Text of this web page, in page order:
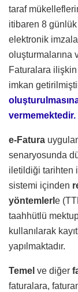
taraf
itibaren 8
elektronik
oluşturmalarına
Faturalara
imkan
vermemektedir.
e-Fatura
senaryosunda
iletildiği tarihten
sistemi içinden
yöntemlerl e
taahhütlü
kullanılarak
yapılmaktadır.
Temel ve diğer
faturalara,